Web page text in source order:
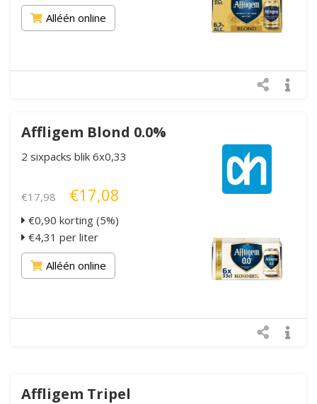
Alléén online
Affligem Blond 0.0%
2 sixpacks blik 6x0,33
€17,98 €17,08
€0,90 korting (5%)
€4,31 per liter
Alléén online
Affligem Tripel